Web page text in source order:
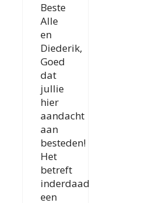
Beste
Alle
en
Diederik,
Goed
dat
jullie
hier
aandacht
aan
besteden!
Het
betreft
inderdaad
een